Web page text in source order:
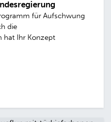
für Aufschwung
die
hat Ihr Konzept